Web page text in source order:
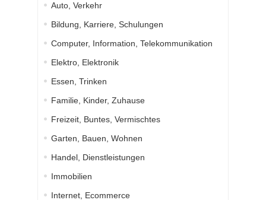
Auto, Verkehr
Bildung, Karriere, Schulungen
Computer, Information, Telekommunikation
Elektro, Elektronik
Essen, Trinken
Familie, Kinder, Zuhause
Freizeit, Buntes, Vermischtes
Garten, Bauen, Wohnen
Handel, Dienstleistungen
Immobilien
Internet, Ecommerce